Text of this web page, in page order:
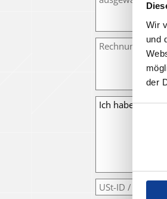
Wir
und
der